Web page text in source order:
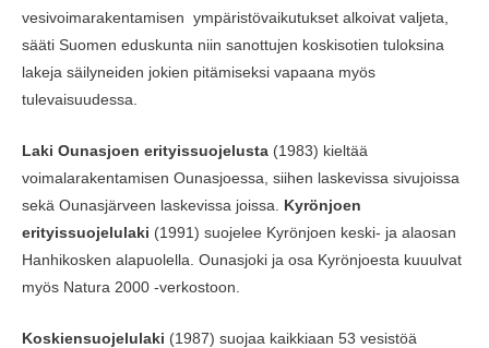
vesivoimarakentamisen ympäristövaikutukset alkoivat valjeta,
sääti Suomen eduskunta niin sanottujen koskisotien tuloksina
lakeja säilyneiden jokien pitämiseksi vapaana myös
tulevaisuudessa.
Laki Ounasjoen erityissuojelusta (1983) kieltää
voimalarakentamisen Ounasjoessa, siihen laskevissa sivujoissa
sekä Ounasjärveen laskevissa joissa.
Kyrönjoen
erityissuojelulaki (1991) suojelee Kyrönjoen keski- ja alaosan
Hanhikosken alapuolella. Ounasjoki ja osa Kyrönjoesta kuuulvat
myös Natura 2000 -verkostoon.
Koskiensuojelulaki (1987) suojaa kaikkiaan 53 vesistöä